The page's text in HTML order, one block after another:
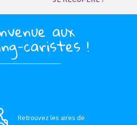
aux
caristes !
Retrouvez les aires de